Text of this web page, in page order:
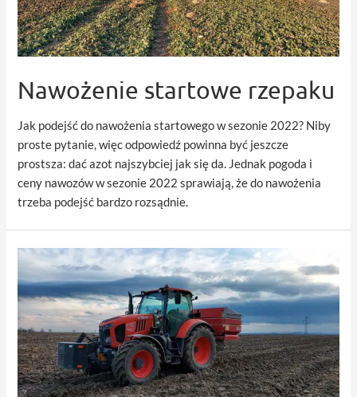
Nawożenie startowe rzepaku
Jak podejść do nawożenia startowego w sezonie 2022? Niby
proste pytanie, więc odpowiedź powinna być jeszcze
prostsza: dać azot najszybciej jak się da. Jednak pogoda i
ceny nawozów w sezonie 2022 sprawiają, że do nawożenia
trzeba podejść bardzo rozsądnie.